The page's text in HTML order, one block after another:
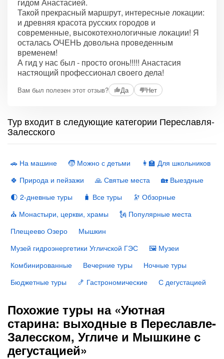
Такой прекрасный маршрут, интересные локации:
и древняя красота русских городов и
современные, высокотехнологичные локации! Я
осталась ОЧЕНЬ довольна проведенным
временем!
А гид у нас был - просто огонь!!!!! Анастасия
настяощий профессионал своего дела!
Вам был полезен этот отзыв? Да Нет
Тур входит в следующие категории Переславля-
Залесского
🚗 На машине 🧒 Можно с детьми
👩‍🏫 Для школьников
🍀 Природа и пейзажи
🙏 Святые места
🏡 Выездные
🌓 2-дневные туры
🧳 Все туры
🔭 Обзорные
⛪️ Монастыри, церкви, храмы
🗽 Популярные места
Плещеево Озеро
Мышкин
Музей гидроэнергетики Угличской ГЭС
🖼 Музеи
Комбинированные
Вечерние туры
Ночные туры
Бюджетные туры
🍤 Гастрономические С дегустацией
Похожие туры на «Уютная
старина: выходные в Переславле-
Залесском, Угличе и Мышкине с
дегустацией»